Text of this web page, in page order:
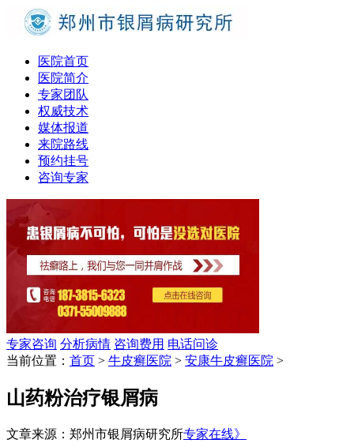
医院首页
医院简介
专家团队
权威技术
媒体报道
来院路线
预约挂号
咨询专家
专家咨询 分析病情 咨询费用 电话问诊
当前位置： 首页 > 牛皮癣医院 > 安康牛皮癣医院 >
山药粉治疗银屑病
文章来源：郑州市银屑病研究所专家在线》